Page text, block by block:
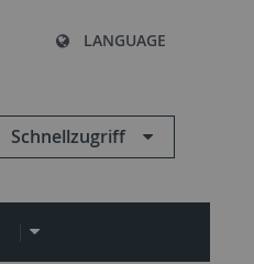
LANGUAGE
Schnellzugriff